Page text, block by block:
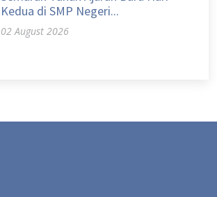
Kedua di SMP Negeri...
02 August 2026